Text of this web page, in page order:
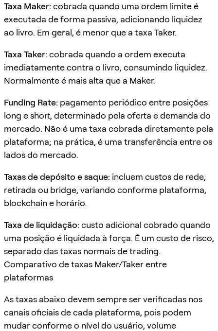
Taxa Maker: cobrada quando uma ordem limite é
executada de forma passiva, adicionando liquidez
ao livro. Em geral, é menor que a taxa Taker.
Taxa Taker: cobrada quando a ordem executa
imediatamente contra o livro, consumindo liquidez.
Normalmente é mais alta que a Maker.
Funding Rate: pagamento periódico entre posições
long e short, determinado pela oferta e demanda do
mercado. Não é uma taxa cobrada diretamente pela
plataforma; na prática, é uma transferência entre os
lados do mercado.
Taxas de depósito e saque: incluem custos de rede,
retirada ou bridge, variando conforme plataforma,
blockchain e horário.
Taxa de liquidação: custo adicional cobrado quando
uma posição é liquidada à força. É um custo de risco,
separado das taxas normais de trading.
Comparativo de taxas Maker/Taker entre
plataformas
As taxas abaixo devem sempre ser verificadas nos
canais oficiais de cada plataforma, pois podem
mudar conforme o nível do usuário, volume